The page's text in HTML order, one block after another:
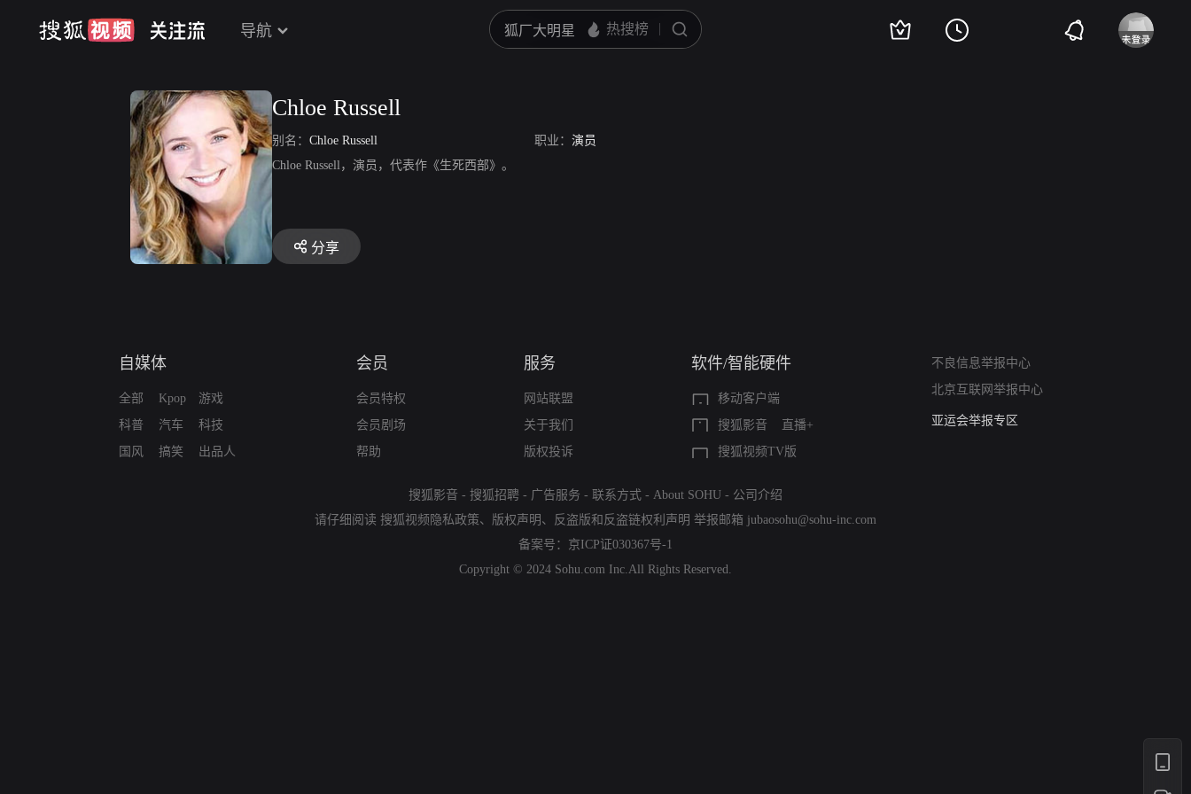
导航
Chloe Russell
别名： Chloe Russell 职业： 演员
Chloe Russell，演员，代表作《生死西部》。
分享
自媒体
全部
科普
国风
Kpop
汽车
搞笑
游戏
科技
出品人
会员
会员特权
会员剧场
帮助
服务
网站联盟
关于我们
版权投诉
软件/智能硬件
移动客户端
搜狐影音
直播+
搜狐视频TV版
不良信息举报中心
北京互联网举报中心
算法推荐专项举报
亚运会举报专区
搜狐影音 - 搜狐招聘 - 广告服务 - 联系方式 - About SOHU - 公司介绍
请仔细阅读 搜狐视频隐私政策、 版权声明 、 反盗版和反盗链权利声明 举报邮箱 jubaosohu@sohu-inc.com
备案号： 京ICP证030367号-1
Copyright © 2024 Sohu.com Inc.All Rights Reserved.